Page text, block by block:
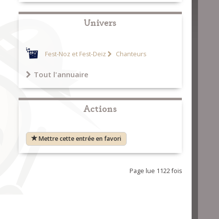
Univers
Fest-Noz et Fest-Deiz Chanteurs
Tout l'annuaire
Actions
Mettre cette entrée en favori
Page lue 1122 fois